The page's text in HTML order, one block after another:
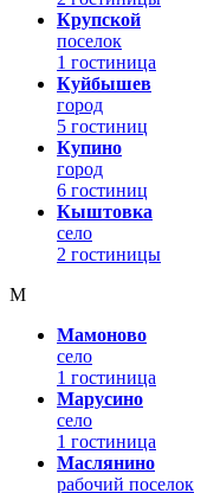
Крупской
поселок
1 гостиница
Куйбышев
город
5 гостиниц
Купино
город
6 гостиниц
Кыштовка
село
2 гостиницы
М
Мамоново
село
1 гостиница
Марусино
село
1 гостиница
Маслянино
рабочий поселок